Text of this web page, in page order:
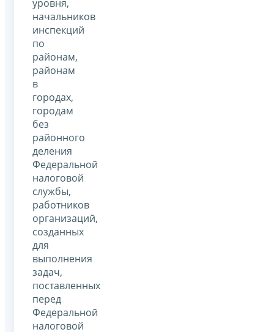
уровня,
начальников
инспекций
по
районам,
районам
в
городах,
городам
без
районного
деления
Федеральной
налоговой
службы,
работников
организаций,
созданных
для
выполнения
задач,
поставленных
перед
Федеральной
налоговой